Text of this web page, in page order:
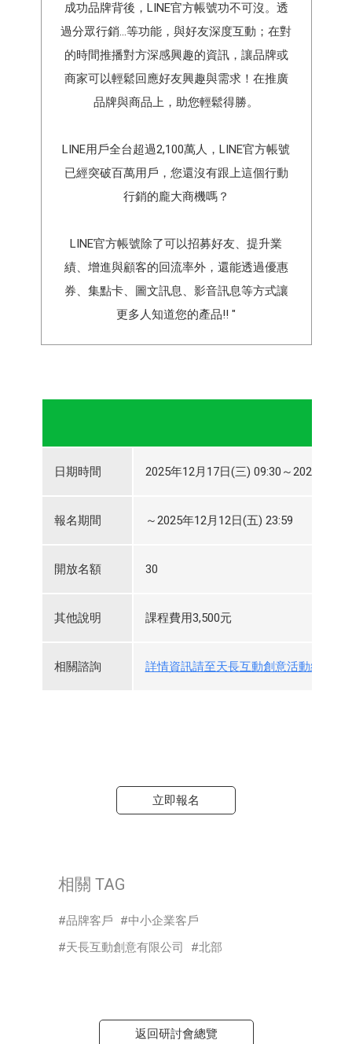
成功品牌背後，LINE官方帳號功不可沒。透
過分眾行銷...等功能，與好友深度互動；在對
的時間推播對方深感興趣的資訊，讓品牌或
商家可以輕鬆回應好友興趣與需求！在推廣
品牌與商品上，助您輕鬆得勝。
LINE用戶全台超過2,100萬人，LINE官方帳號
已經突破百萬用戶，您還沒有跟上這個行動
行銷的龐大商機嗎？
LINE官方帳號除了可以招募好友、提升業
績、增進與顧客的回流率外，還能透過優惠
券、集點卡、圖文訊息、影音訊息等方式讓
更多人知道您的產品!! "
日期時間 2025年12月17日(三) 09:30～2025年12
報名期間 ～2025年12月12日(五) 23:59
開放名額 30
其他說明 課程費用3,500元
相關諮詢 詳情資訊請至天長互動創意活動網頁
立即報名
相關 TAG
品牌客戶
中小企業客戶
天長互動創意有限公司
北部
返回研討會總覽